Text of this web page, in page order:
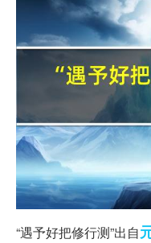
“遇予好把修行测”出自